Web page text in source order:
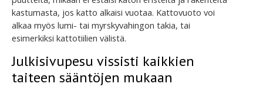
kastumasta, jos katto alkaisi vuotaa. Kattovuoto voi
alkaa myös lumi- tai myrskyvahingon takia, tai
esimerkiksi kattotiilien välistä.
Julkisivupesu vissisti kaikkien
taiteen sääntöjen mukaan